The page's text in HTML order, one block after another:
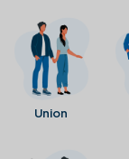
Union